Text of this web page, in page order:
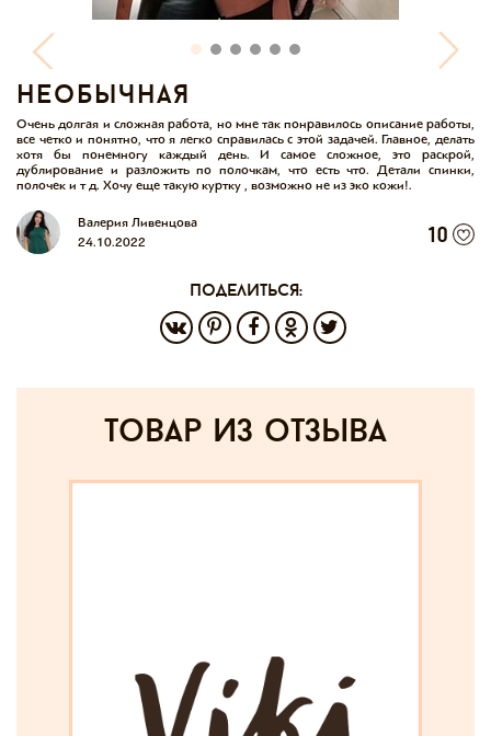
необычная
Очень долгая и сложная работа, но мне так понравилось описание работы,
все четко и понятно, что я легко справилась с этой задачей. Главное, делать
хотя бы понемногу каждый день. И самое сложное, это раскрой,
дублирование и разложить по полочкам, что есть что. Детали спинки,
полочек и т д. Хочу еще такую куртку , возможно не из эко кожи!.
Валерия Ливенцова
24.10.2022
10
поделиться:
товар из отзыва